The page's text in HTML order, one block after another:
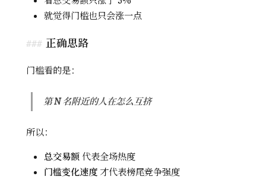
就觉得门槛也只会涨一点
正确思路
门槛看的是：
第 N 名附近的人在怎么互挤
所以：
总交易额代表全场热度
门槛变化速度 才代表榜尾竞争强度